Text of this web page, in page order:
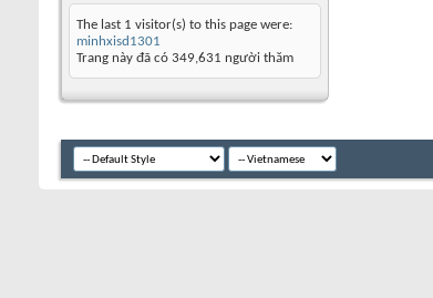
The last 1 visitor(s) to this page were:
minhxisd1301
Trang này đã có 349,631 người thăm